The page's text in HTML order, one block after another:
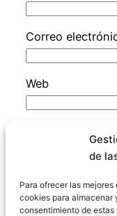
de
Para ofrecer las
cookies para almacenar
consentimiento de
Correo
Web
en este